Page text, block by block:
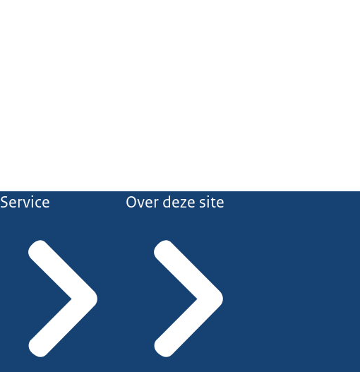
Service Over deze site